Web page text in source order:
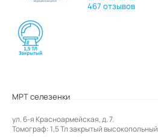
467 отзывов
МРТ селезенки
ул. 6-я Красноармейская, д. 7.
Томограф: 1,5 Тл закрытый высокопольный